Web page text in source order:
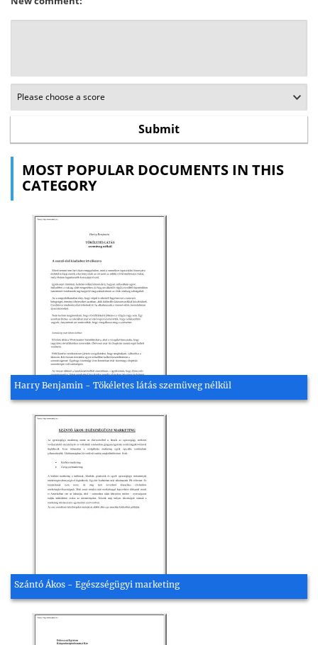
MOST POPULAR DOCUMENTS IN THIS
CATEGORY
Harry Benjamin - Tökéletes látás szemüveg nélkül
Szántó Ákos - Egészségügyi marketing